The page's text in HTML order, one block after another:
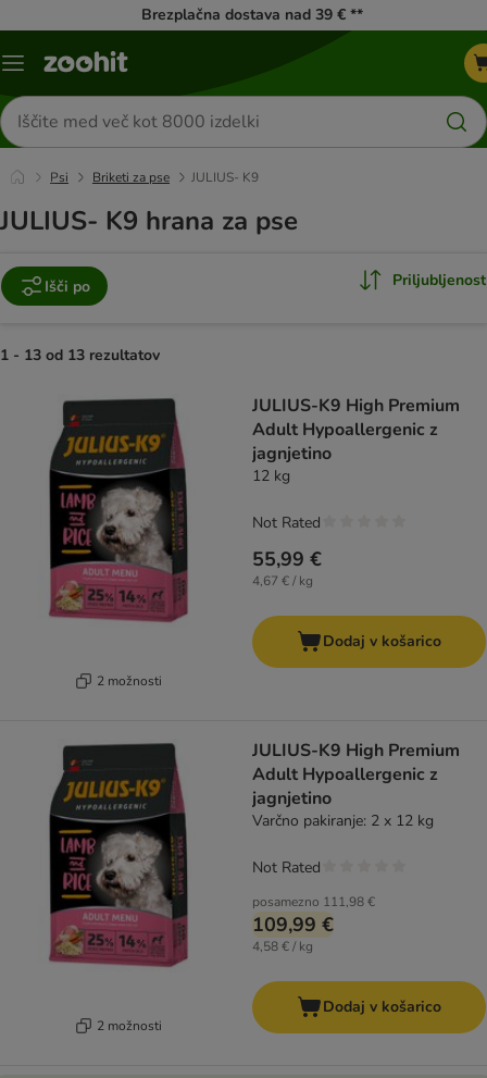
Brezplačna dostava nad 39 € **
Meni
Iskanje
izdelkov
Psi Briketi za pse JULIUS- K9
JULIUS- K9 hrana za pse
Išči po Priljubljenost
1 - 13 od 13 rezultatov
2 možnosti
JULIUS-K9 High Premium
Adult Hypoallergenic z
jagnjetino
12 kg
55,99 €
4,67 € / kg
Not Rated
Dodaj v košarico
2 možnosti
JULIUS-K9 High Premium
Adult Hypoallergenic z
jagnjetino
Varčno pakiranje: 2 x 12 kg
posamezno 111,98 €
109,99 €
4,58 € / kg
Not Rated
Dodaj v košarico